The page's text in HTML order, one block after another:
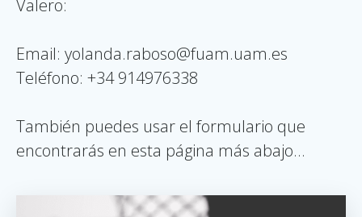
Valero:
Email: yolanda.raboso@fuam.uam.es
Teléfono: +34 914976338
También puedes usar el formulario que
encontrarás en esta página más abajo…